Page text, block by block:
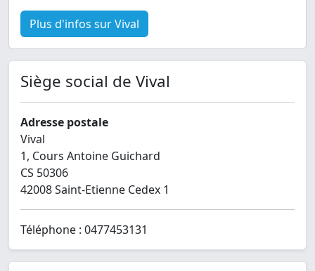
Plus d'infos sur Vival
Siège social de Vival
Adresse postale
Vival
1, Cours Antoine Guichard
CS 50306
42008 Saint-Etienne Cedex 1
Téléphone : 0477453131